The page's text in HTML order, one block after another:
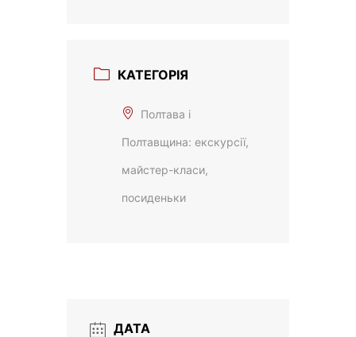
КАТЕГОРІЯ
Полтава і
Полтавщина: екскурсії,
майстер-класи,
посиденьки
ДАТА